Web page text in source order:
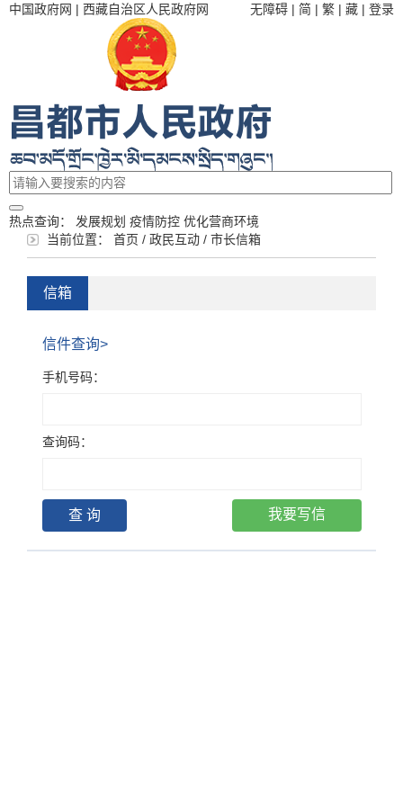
中国政府网 | 西藏自治区人民政府网 无障碍 | 简 | 繁 | 藏 | 登录
热点查询： 发展规划 疫情防控 优化营商环境
当前位置：
首页 / 政民互动 / 市长信箱
信箱
信件查询>
手机号码：
查询码：
查 询 我要写信